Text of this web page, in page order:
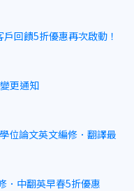
戶回饋5折優惠再次啟動！
更通知
位論文英文編修．翻譯最
．中翻英早春5折優惠